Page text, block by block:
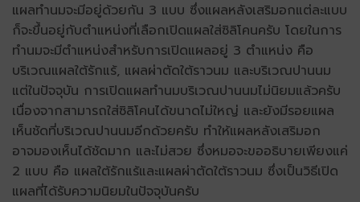
แผลทำนมจะมีอยู่ด้วยกัน 3 แบบ ซึ่งแผลหลังเสริมอกแต่ละแบบ
ก็จะขึ้นอยู่กับตำแหน่งที่เลือกเปิดแผลใส่ซิลิโคนครับ โดยในการ
ทำนมจะมีตำแหน่งสำหรับการเปิดแผลอยู่ 3 ตำแหน่ง คือ
บริเวณแผลใต้รักแร้, แผลผ่าตัดใต้ราวนม และบริเวณปานนม
แต่ในปัจจุบัน การเปิดแผลทำนมบริเวณปานนมไม่นิยมแล้วครับ
เนื่องจากสามารถใส่ซิลิโคนได้ขนาดไม่ใหญ่ และยังมีรอยแผล
เห็นชัดที่บริเวณปานนมอีกด้วยครับ ทำให้แผลหลังเสริมอก
อาจมองเห็นได้ชัดมาก และไม่สวย ซึ่งหมอจะขออธิบายเพียงแค่
2 แบบ คือ แผลใต้รักแร้และแผลผ่าตัดใต้ราวนม ซึ่งเป็นวิธีเปิด
แผลที่ได้รับความนิยมในปัจจุบันครับ